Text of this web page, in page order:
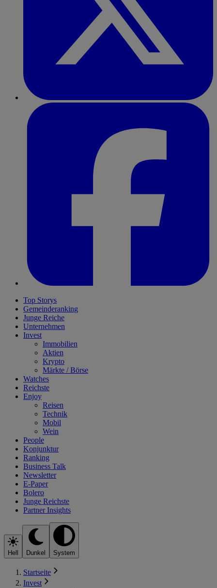
Top Storys
Gemeinderanking
Junge Reiche
Unternehmen
Invest
Immobilien
Aktien
Krypto
Märkte / Börse
Watches
Reichste
Enjoy
Reisen
Technik
Mobil
Wein
People
Konjunktur
Ranking
Business Talk
Newsletter
E-Paper
Bolero
Junge Reichste
Partner Insights
Hell Dunkel System
Startseite
Invest